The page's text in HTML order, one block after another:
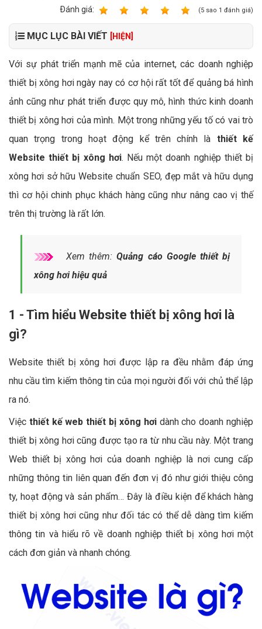
Ðánh giá:
(5 sao 1 đánh giá)
MỤC LỤC BÀI VIẾT [HIỆN]
Với sự phát triển mạnh mẽ của internet, các doanh nghiệp
thiết bị xông hơi ngày nay có cơ hội rất tốt để quảng bá hình
ảnh cũng như phát triển được quy mô, hình thức kinh doanh
thiết bị xông hơi của mình. Một trong những yếu tố có vai trò
quan trọng trong hoạt động kể trên chính là thiết kế
Website thiết bị xông hơi. Nếu một doanh nghiệp thiết bị
xông hơi sở hữu Website chuẩn SEO, đẹp mắt và hữu dụng
thì cơ hội chinh phục khách hàng cũng như nâng cao vị thế
trên thị trường là rất lớn.
Xem thêm:Quảng cáo Google thiết bị
xông hơi hiệu quả
1 - Tìm hiểu Website thiết bị xông hơi là
gì?
Website thiết bị xông hơi được lập ra đều nhằm đáp ứng
nhu cầu tìm kiếm thông tin của mọi người đối với chủ thể lập
ra nó.
Việc thiết kế web thiết bị xông hơidành cho doanh nghiệp
thiết bị xông hơi cũng được tạo ra từ nhu cầu này. Một trang
Web thiết bị xông hơi của doanh nghiệp là nơi cung cấp
những thông tin liên quan đến đơn vị đó như giới thiệu công
ty, hoạt động và sản phẩm… Đây là điều kiện để khách hàng
thiết bị xông hơi cũng như đối tác có thể dễ dàng tìm kiếm
thông tin và hiểu rõ về doanh nghiệp thiết bị xông hơi một
cách đơn giản và nhanh chóng.